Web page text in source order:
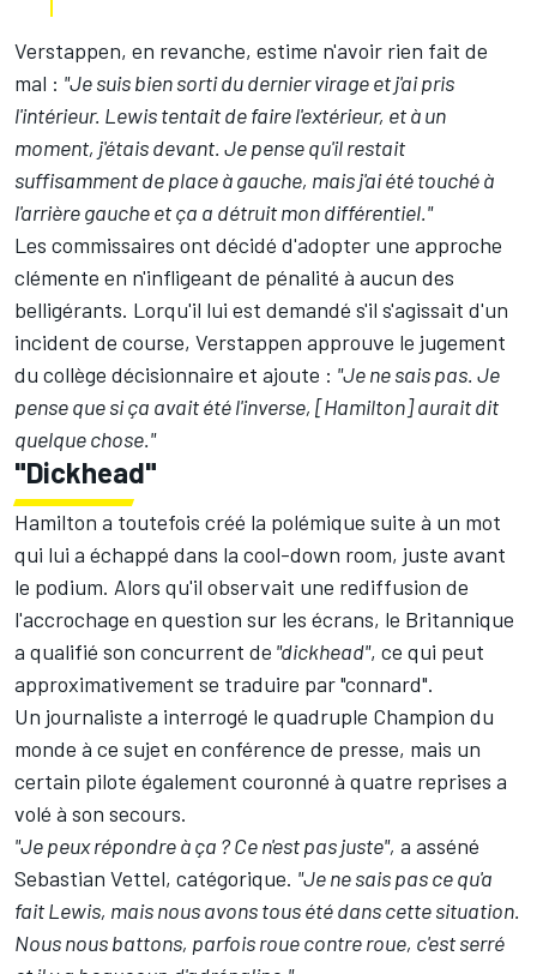
Verstappen, en revanche, estime n'avoir rien fait de
mal : "Je suis bien sorti du dernier virage et j'ai pris
l'intérieur. Lewis tentait de faire l'extérieur, et à un
moment, j'étais devant. Je pense qu'il restait
suffisamment de place à gauche, mais j'ai été touché à
l'arrière gauche et ça a détruit mon différentiel."
Les commissaires ont décidé d'adopter une approche
clémente en n'infligeant de pénalité à aucun des
belligérants. Lorqu'il lui est demandé s'il s'agissait d'un
incident de course, Verstappen approuve le jugement
du collège décisionnaire et ajoute : "Je ne sais pas. Je
pense que si ça avait été l'inverse, [Hamilton] aurait dit
quelque chose."
"Dickhead"
Hamilton a toutefois créé la polémique suite à un mot
qui lui a échappé dans la cool-down room, juste avant
le podium. Alors qu'il observait une rediffusion de
l'accrochage en question sur les écrans, le Britannique
a qualifié son concurrent de "dickhead", ce qui peut
approximativement se traduire par "connard".
Un journaliste a interrogé le quadruple Champion du
monde à ce sujet en conférence de presse, mais un
certain pilote également couronné à quatre reprises a
volé à son secours.
"Je peux répondre à ça ? Ce n'est pas juste", a asséné
Sebastian Vettel, catégorique. "Je ne sais pas ce qu'a
fait Lewis, mais nous avons tous été dans cette situation.
Nous nous battons, parfois roue contre roue, c'est serré